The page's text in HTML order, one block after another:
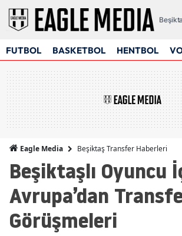
FUTBOL BASKETBOL HENTBOL
Eagle Media Beşiktaş Transfer Haberleri
Beşiktaşlı Oyuncu
Avrupa’dan
Görüşmeleri